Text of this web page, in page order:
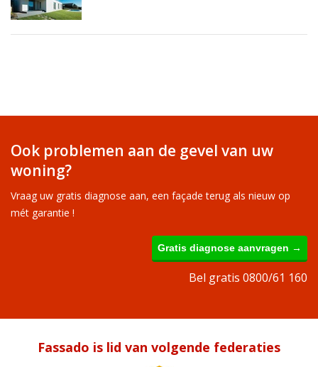
Ook problemen aan de gevel van uw
woning?
Vraag uw gratis diagnose aan, een façade terug als nieuw op
mét garantie !
Gratis diagnose aanvragen →
Bel gratis 0800/61 160
Fassado is lid van volgende federaties